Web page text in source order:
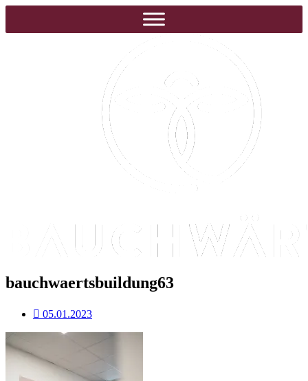
bauchwaertsbuildung63
05.01.2023